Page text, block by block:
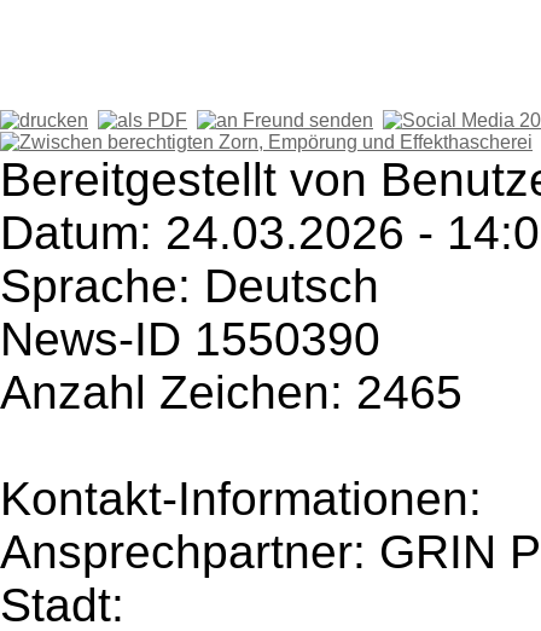
Bereitgestellt von
Datum: 24.03.2026 -
Sprache: Deutsch
News-ID 1550390
Anzahl Zeichen: 2465
Kontakt-Informationen:
Ansprechpartner: GRIN
Stadt: